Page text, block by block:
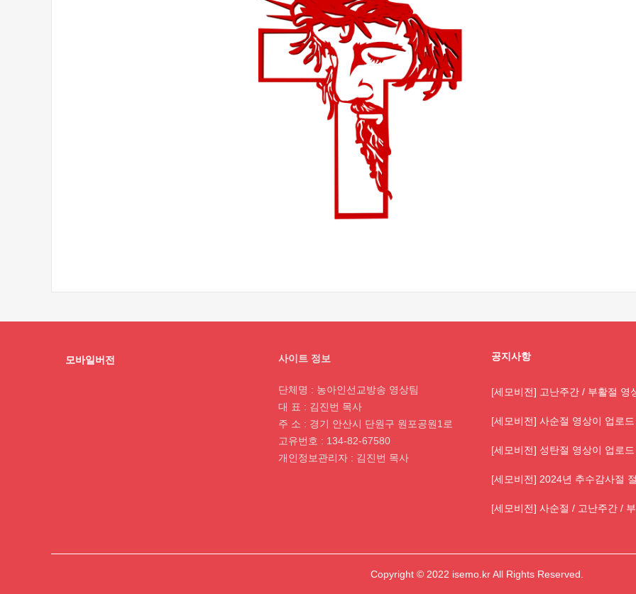
모바일버전 사이트 정보
단체명 : 농아인선교방송 영상팀
대 표 : 김진번 목사
주 소 : 경기 안산시 단원구 원포공원1로
고유번호 : 134-82-67580
개인정보관리자 : 김진번 목사
공지사항
[세모비전] 고난주간 / 부활절
[세모비전] 사순절 영상이 업로
[세모비전] 성탄절 영상이 업로
[세모비전] 2024년 추수감사절
[세모비전] 사순절 / 고난주간 /
Copyright © 2022 isemo.kr All Rights Reserved.